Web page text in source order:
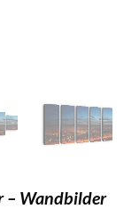
– Wandbilder